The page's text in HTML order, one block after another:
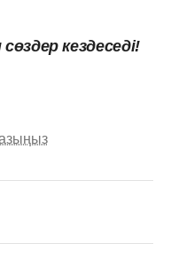
кездеседі!